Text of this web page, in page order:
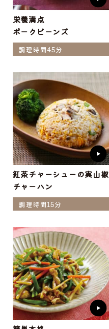
栄養満点
ポークビーンズ
調理時間45分
紅茶チャーシューの実山椒
チャーハン
調理時間15分